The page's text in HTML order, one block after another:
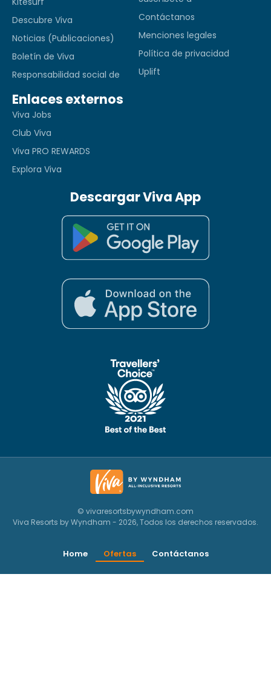
Descubre Viva
Noticias (Publicaciones)
Boletín de Viva
Responsabilidad social de
Contáctanos
Menciones legales
Política de privacidad
Uplift
Enlaces externos
Viva Jobs
Club Viva
Viva PRO REWARDS
Explora Viva
Descargar Viva App
© vivaresortsbywyndham.com
Viva Resorts by Wyndham - 2026, Todos los derechos reservados.
Home Ofertas Contáctanos